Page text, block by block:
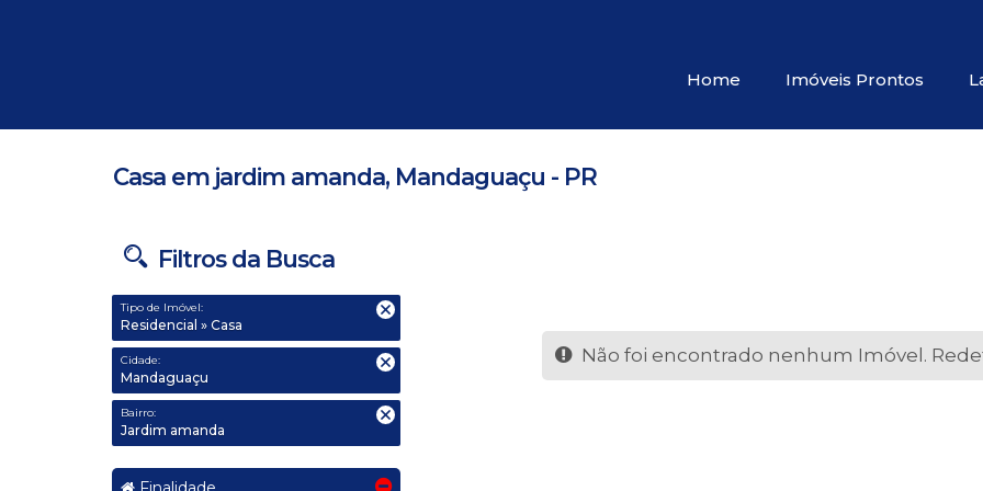
Imóveis Prontos
Home
Casa em jardim amanda, Mandaguaçu - PR
Filtros da Busca
Tipo de Imóvel:
Residencial » Casa
Cidade:
Mandaguaçu
Bairro:
jardim amanda
Não foi encontrado nenhum Imóvel.